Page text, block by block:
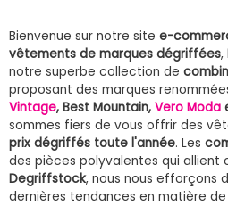
Bienvenue sur notre site e-
vêtements de marques dégriffées,
notre superbe collection de
proposant des marques
Vintage, Best Mountain, Vero Moda
sommes fiers de vous offrir des
prix dégriffés toute l'année. Les
des pièces polyvalentes qui allient
Degriffstock, nous nous efforçons
dernières tendances en matière de